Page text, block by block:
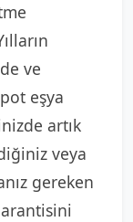
ve
eşya
artık
veya
gereken